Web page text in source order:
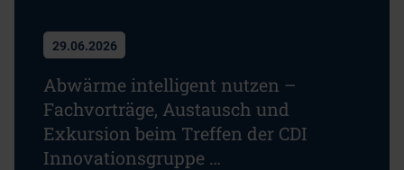
29.06.2026
Abwärme intelligent nutzen –
Fachvorträge, Austausch und
Exkursion beim Treffen der CDI
Innovationsgruppe …